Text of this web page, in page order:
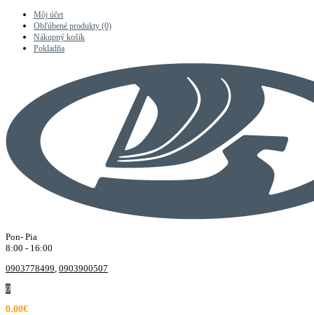
Môj účet
Obľúbené produkty (0)
Nákupný košík
Pokladňa
Pon- Pia
8:00 - 16:00
0903778499, 0903900507
0
0.00€